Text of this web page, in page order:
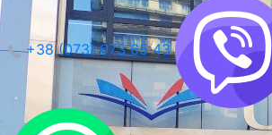
Вроцлав, Польща
+38 (073) 073 65 43